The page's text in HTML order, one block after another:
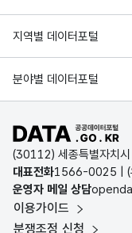
한국지능정보사회진흥
국가정보자원관리원
지역별 데이터포털
서울 열린데이터광장
경기데이터드림
D-데이터허브
인천데이터포털
울산광역시 데이터포털
전남광주통합특별시 빅
분야별 데이터포털
기상자료개방포털
국토교통부 공간정보
환경부 환경데이터포털
문화데이터광장
농림축산식품 공공데
보건의료빅데이터개방
공공데이터포털 바로가
(30112) 세종특별자치
대표전화1566-0025 |
운영자 메일 상담
이용가이드
분쟁조정 신청